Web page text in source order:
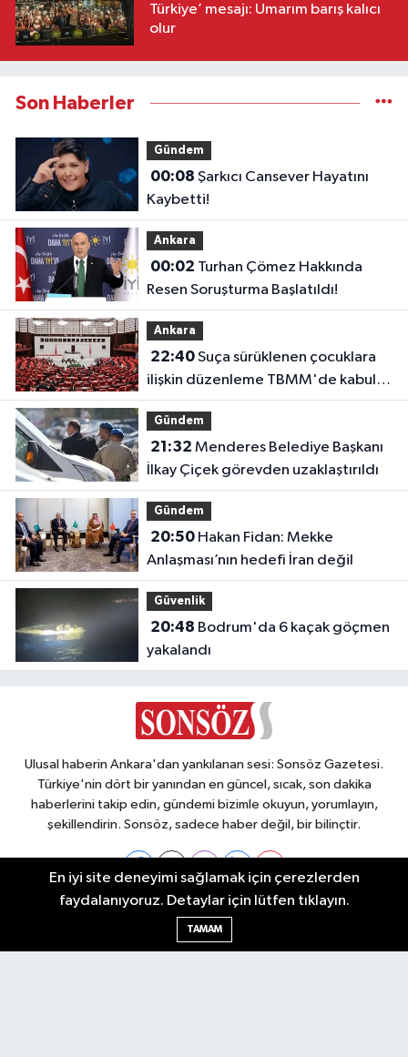
Türkiye’ mesajı: Umarım barış kalıcı
olur
Son Haberler
Gündem
00:08
Kaybetti!
Ankara
00:02
Resen Soruşturma Başlatıldı!
Ankara
22:40Suça sürüklenen çocuklara
ilişkin düzenleme TBMM'de kabul
edildi
Gündem
21:32
İlkay Çiçek görevden uzaklaştırıldı
Gündem
20:50Hakan Fidan: Mekke
Anlaşması’nın hedefi İran değil
Güvenlik
20:48
yakalandı
Ulusal haberin Ankara'dan yankılanan sesi: Sonsöz Gazetesi.
Türkiye'nin dört bir yanından en güncel, sıcak, son dakika
haberlerini takip edin, gündemi bizimle okuyun, yorumlayın,
şekillendirin. Sonsöz, sadece haber değil, bir bilinçtir.
Ankara Nöbetçi Eczaneler
En iyi site deneyimi sağlamak için çerezlerden
faydalanıyoruz. Detaylar için lütfen tıklayın.
TAMAM